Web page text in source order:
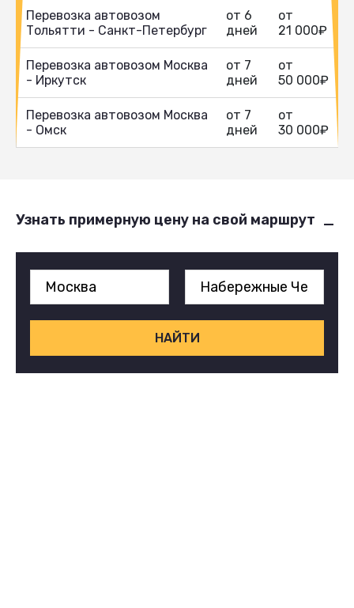
Перевозка автовозом
Тольятти - Санкт-Петербург
от 6
дней
от
21 000₽
Перевозка автовозом Москва
- Иркутск
от 7
дней
от
50 000₽
Перевозка автовозом Москва
- Омск
от 7
дней
от
30 000₽
Узнать примерную цену на свой маршрут
НАЙТИ